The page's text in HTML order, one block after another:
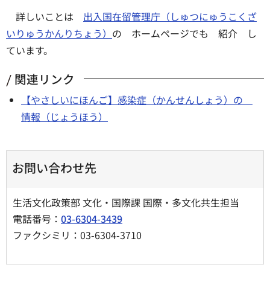
詳しいことは 出入国在留管理庁（しゅつにゅうこくざ
いりゅうかんりちょう） の ホームページでも 紹介 し
ています。
関連リンク
【やさしいにほんご】感染症（かんせんしょう）の
情報（じょうほう）
お問い合わせ先
生活文化政策部 文化・国際課 国際・多文化共生担当
電話番号： 03-6304-3439
ファクシミリ：03-6304-3710